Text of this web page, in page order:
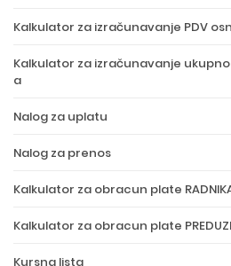
Kalkulator za izračunavanje PDV
Kalkulator za izračunavanje
a
Nalog za uplatu
Nalog za prenos
Kalkulator za obracun plate
Kalkulator za obracun plate
Kursna lista